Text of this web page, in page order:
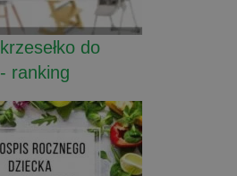
do
ranking